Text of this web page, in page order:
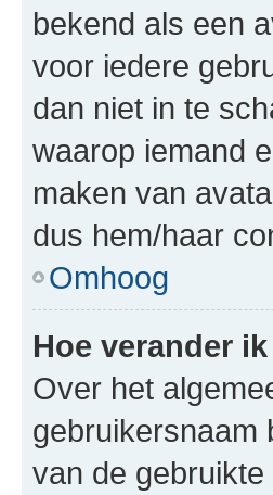
bekend als een
voor iedere
dan niet in te
waarop iemand
maken van
dus hem/haar
Omhoog
Hoe verander
Over het
gebruikersnaam
van de